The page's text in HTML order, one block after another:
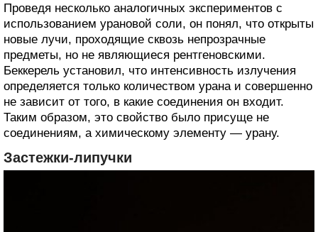
Проведя несколько аналогичных экспериментов с
использованием урановой соли, он понял, что открыты
новые лучи, проходящие сквозь непрозрачные
предметы, но не являющиеся рентгеновскими.
Беккерель установил, что интенсивность излучения
определяется только количеством урана и совершенно
не зависит от того, в какие соединения он входит.
Таким образом, это свойство было присуще не
соединениям, а химическому элементу — урану.
Застежки-липучки